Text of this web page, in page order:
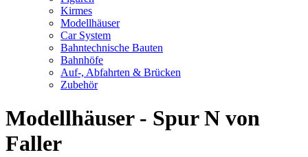
Kirmes
Modellhäuser
Car System
Bahntechnische Bauten
Bahnhöfe
Auf-, Abfahrten & Brücken
Zubehör
Modellhäuser - Spur N von
Faller